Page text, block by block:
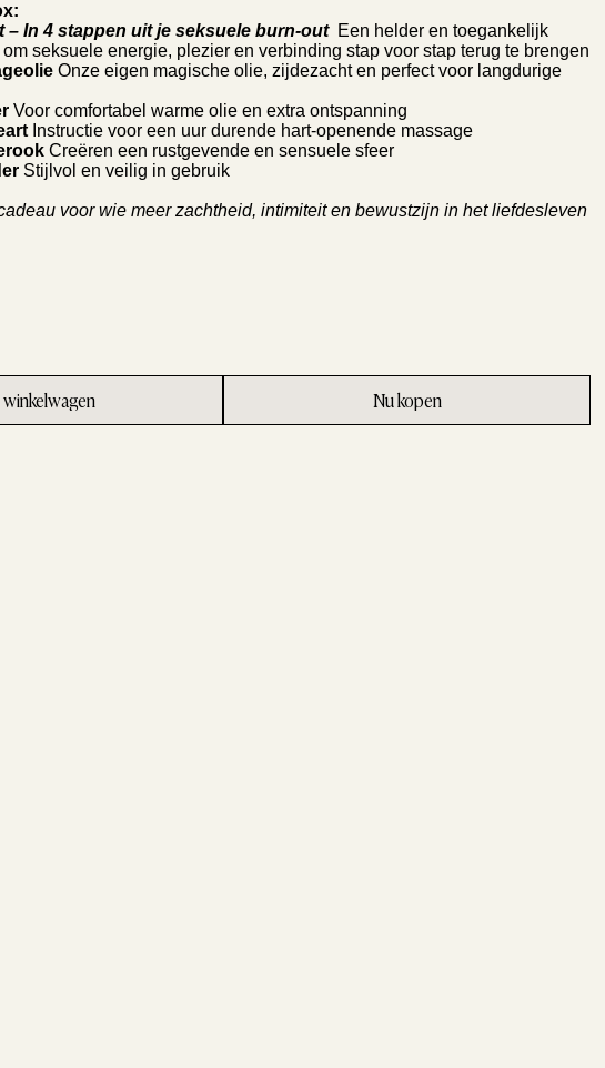
– In 4 stappen uit je seksuele burn-outEen helder en toegankelijk
seksuele energie, plezier en verbinding stap voor stap terug te brengen
Onze eigen magische olie, zijdezacht en perfect voor langdurige
Voor comfortabel warme olie en extra ontspanning
Instructie voor een uur durende hart-openende massage
Creëren een rustgevende en sensuele sfeer
Stijlvol en veilig in gebruik
voor wie meer zachtheid, intimiteit en bewustzijn in het liefdesleven
Nu kopen